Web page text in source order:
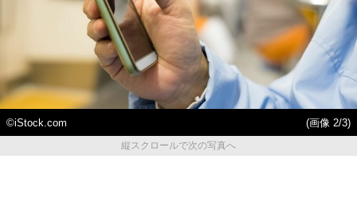
©iStock.com
(画像 2/3)
縦スクロールで次の写真へ